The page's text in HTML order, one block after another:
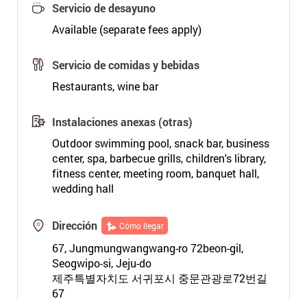
Servicio de desayuno
Available (separate fees apply)
Servicio de comidas y bebidas
Restaurants, wine bar
Instalaciones anexas (otras)
Outdoor swimming pool, snack bar, business
center, spa, barbecue grills, children's library,
fitness center, meeting room, banquet hall,
wedding hall
Dirección Cómo llegar
67, Jungmungwangwang-ro 72beon-gil,
Seogwipo-si, Jeju-do
제주특별자치도 서귀포시 중문관광로72번길
67